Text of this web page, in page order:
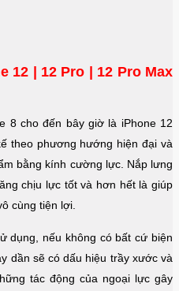
12 | 12 Pro | 12 Pro Max
8 cho đến bây giờ là iPhone 12
theo phương hướng hiện đại và
bằng kính cường lực. Nắp lưng
chịu lực tốt và hơn hết là giúp
cùng tiện lợi.
dụng, nếu không có bất cứ biện
dần sẽ có dấu hiệu trầy xước và
tác động của ngoại lực gây